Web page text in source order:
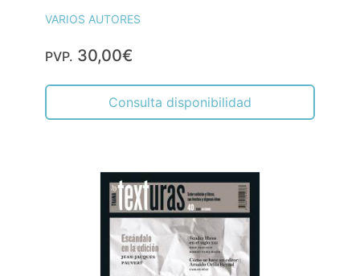
VARIOS AUTORES
PVP. 30,00€
Consulta disponibilidad